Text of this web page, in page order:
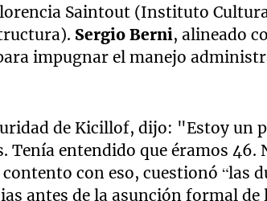
Saintout (Instituto
Sergio Berni, alineado
impugnar el manejo
de Kicillof, dijo: "Estoy un
Tenía entendido que éramos 46.
con eso, cuestionó “las
antes de la asunción formal de